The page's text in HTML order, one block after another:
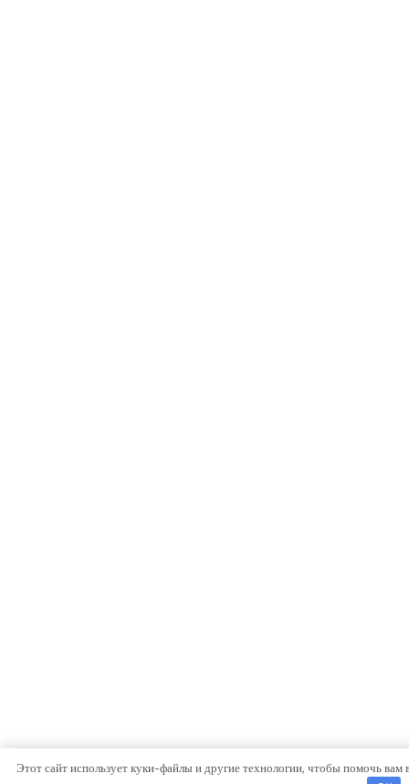
Этот сайт использует куки-файлы и другие технологии, чтобы помочь вам